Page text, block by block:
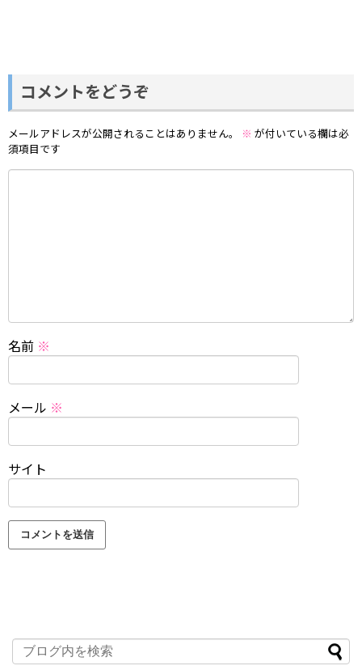
コメントをどうぞ
メールアドレスが公開されることはありません。 ※ が付いている欄は必
須項目です
名前 ※
メール ※
サイト